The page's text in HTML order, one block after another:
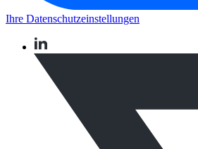
Ihre Datenschutzeinstellungen